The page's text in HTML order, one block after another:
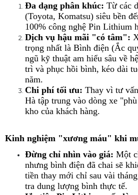
Đa dạng phân khúc: Từ các
(Toyota, Komatsu) siêu bền
100% công nghệ Pin Lithium
Dịch vụ hậu mãi "có tâm":
trọng nhất là Bình điện (Ắc
ngũ kỹ thuật am hiểu sâu về
trì và phục hồi bình, kéo dài
năm.
Chi phí tối ưu: Thay vì tư
Hà tập trung vào dòng xe
kho của khách hàng.
Kinh nghiệm "xương máu" khi
Đừng chỉ nhìn vào giá: Một
nhưng bình điện đã chai sẽ
tiền thay mới chỉ sau vài
tra dung lượng bình thực tế.